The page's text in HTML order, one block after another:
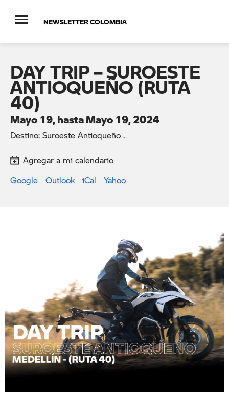
NEWSLETTER COLOMBIA
DAY TRIP – SUROESTE
ANTIOQUEÑO (RUTA
40)
Mayo 19, hasta Mayo 19, 2024
Destino: Suroeste Antioqueño .
Agregar a mi calendario
Google
Outlook iCal Yahoo